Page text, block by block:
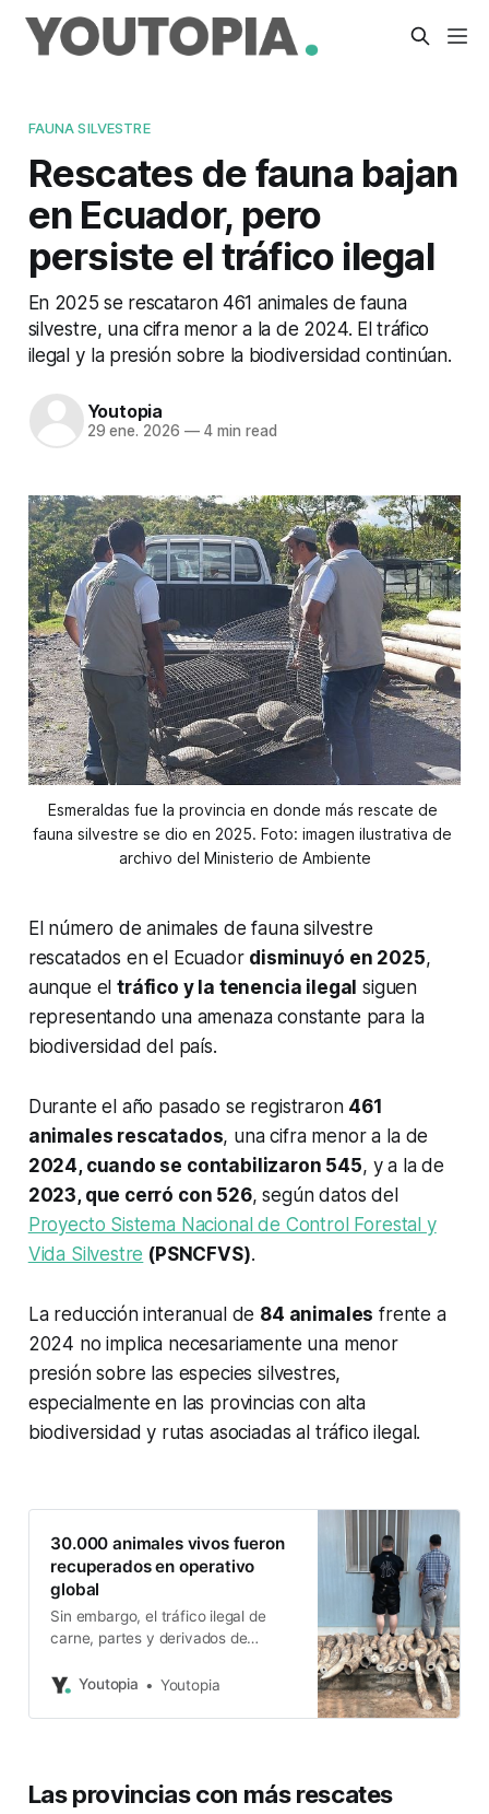
FAUNA SILVESTRE
Rescates de fauna bajan
en Ecuador, pero
persiste el tráfico ilegal
En 2025 se rescataron 461 animales de fauna
silvestre, una cifra menor a la de 2024. El tráfico
ilegal y la presión sobre la biodiversidad continúan.
Youtopia
29 ene. 2026 —4 min read
Esmeraldas fue la provincia en donde más rescate de
fauna silvestre se dio en 2025. Foto: imagen ilustrativa de
archivo del Ministerio de Ambiente
El número de animales de fauna silvestre
rescatados en el Ecuador disminuyó en 2025,
aunque eltráfico y la tenencia ilegal siguen
representando una amenaza constante para la
biodiversidad del país.
Durante el año pasado se registraron 461
animales rescatados, una cifra menor a la de
2024, cuando se contabilizaron 545, y a la de
2023, que cerró con 526, según datos del
Proyecto Sistema Nacional de Control Forestal y
Vida Silvestre (PSNCFVS).
La reducción interanual de 84 animales frente a
2024 no implica necesariamente una menor
presión sobre las especies silvestres,
especialmente en las provincias con alta
biodiversidad y rutas asociadas al tráfico ilegal.
30.000 animales vivos fueron
recuperados en operativo
global
Sin embargo, el tráfico ilegal de
carne, partes y derivados de
redes delictivas mueven al menos
Youtopia Youtopia
Las provincias con más rescates